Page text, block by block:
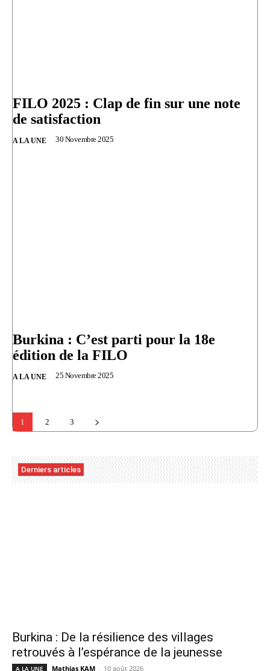
FILO 2025 : Clap de fin sur une note
de satisfaction
A LA UNE 30 Novembre 2025
Burkina : C’est parti pour la 18e
édition de la FILO
A LA UNE 25 Novembre 2025
1 2 3
Derniers articles
Burkina : De la résilience des villages
retrouvés à l’espérance de la jeunesse
A LA UNE Mathias KAM - 10 août 2026